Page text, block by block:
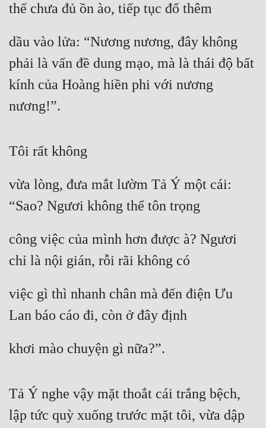
thế chưa đủ ồn ào, tiếp tục đổ thêm
dầu vào lửa: “Nương nương, đây không
phải là vấn đề dung mạo, mà là thái độ bất
kính của Hoàng hiền phi với nương
nương!”.
Tôi rất không
vừa lòng, đưa mắt lườm Tả Ý một cái:
“Sao? Ngươi không thể tôn trọng
công việc của mình hơn được à? Ngươi
chỉ là nội gián, rỗi rãi không có
việc gì thì nhanh chân mà đến điện Ưu
Lan báo cáo đi, còn ở đây định
khơi mào chuyện gì nữa?”.
Tả Ý nghe vậy mặt thoắt cái trắng bệch,
lập tức quỳ xuống trước mặt tôi, vừa dập